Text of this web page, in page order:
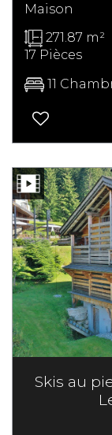
Maison
271.87 m²
17 Pièces
11
Skis au